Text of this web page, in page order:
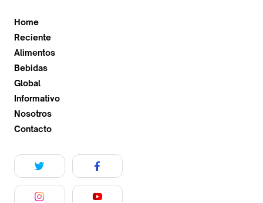
Home
Reciente
Alimentos
Bebidas
Global
Informativo
Nosotros
Contacto